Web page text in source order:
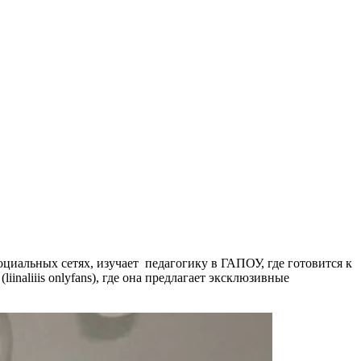
сетях, изучает педагогику в ГАПОУ, где готовится к
onlyfans), где она предлагает эксклюзивные